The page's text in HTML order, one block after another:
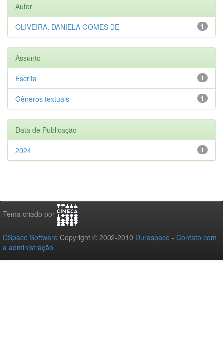
Autor
1
OLIVEIRA, DANIELA GOMES DE
Assunto
1
Escrita
1
Gêneros textuais
Data de Publicação
1
2024
Tema criado por
DSpace Software Copyright © 2002-2010 Duraspace - Contato com
a administração